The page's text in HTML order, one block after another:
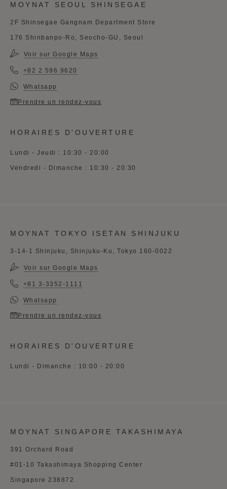
MOYNAT SEOUL SHINSEGAE
2F Shinsegae Gangnam Department Store
176 Shinbanpo-Ro, Seocho-GU, Seoul
Voir sur Google Maps
+82 2 596 9620
Whatsapp
Prendre un rendez-vous
HORAIRES D'OUVERTURE
Lundi - Jeudi : 10:30 - 20:00
Vendredi - Dimanche : 10:30 - 20:30
MOYNAT TOKYO ISETAN SHINJUKU
3-14-1 Shinjuku, Shinjuku-Ku, Tokyo 160-0022
Voir sur Google Maps
+81 3-3352-1111
Whatsapp
Prendre un rendez-vous
HORAIRES D'OUVERTURE
Lundi - Dimanche : 10:00 - 20:00
MOYNAT SINGAPORE TAKASHIMAYA
391 Orchard Road
#01-10 Takashimaya Shopping Center
Singapore 238872